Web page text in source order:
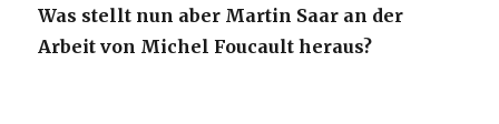
Was stellt nun aber Martin Saar an der
Arbeit von Michel Foucault heraus?